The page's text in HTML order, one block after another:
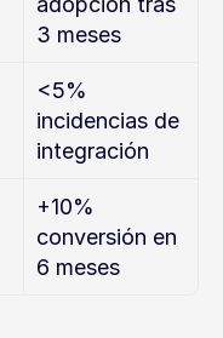
3 meses
<5%
incidencias de
integración
+10%
conversión en
6 meses